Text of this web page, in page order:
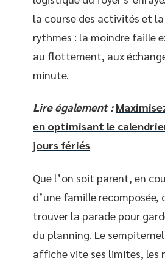
la course des activités et
rythmes : la moindre faille
au flottement, aux
minute.
Lire également :
en optimisant le
jours fériés
Que l’on soit parent, en
d’une famille
trouver la parade pour
du planning. Le
affiche vite ses limites,